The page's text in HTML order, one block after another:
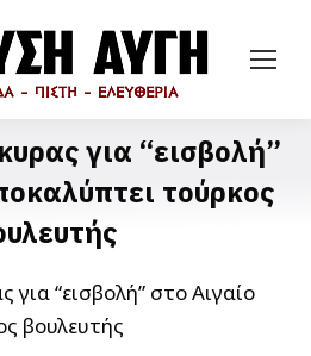
για “εισβολή”
τούρκος